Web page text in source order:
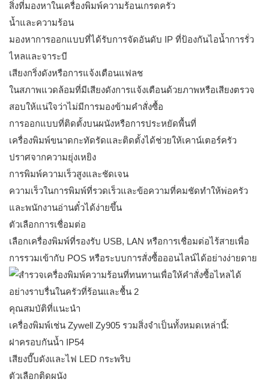
สิ่งที่มองหาในเครื่องพิมพ์ความร้อนเกรดครัว
น้ำและความร้อน
มองหาการออกแบบที่ได้รับการจัดอันดับ IP ที่ป้องกันไอน้ำการรั่ว
ไหลและจาระบี
เสียงกริ่งดังหรือการแจ้งเตือนแฟลช
ในสภาพแวดล้อมที่มีเสียงดังการแจ้งเตือนด้วยภาพหรือเสียงตรวจ
สอบให้แน่ใจว่าไม่มีการมองข้ามคำสั่งซื้อ
การออกแบบที่ติดตั้งบนผนังหรือการประหยัดพื้นที่
เครื่องพิมพ์ขนาดกะทัดรัดและติดตั้งได้ช่วยให้เคาน์เตอร์ครัว
ปราศจากความยุ่งเหยิง
การพิมพ์ความเร็วสูงและชัดเจน
ความเร็วในการพิมพ์ที่รวดเร็วและข้อความที่คมชัดทำให้พ่อครัว
และพนักงานอ่านตั๋วได้ง่ายขึ้น
ตัวเลือกการเชื่อมต่อ
เลือกเครื่องพิมพ์ที่รองรับ USB, LAN หรือการเชื่อมต่อไร้สายเพื่อ
การรวมเข้ากับ POS หรือระบบการสั่งซื้อออนไลน์ได้อย่างง่ายดาย
คุณสมบัติที่แนะนำ
เครื่องพิมพ์เช่น Zywell Zy905 รวมสิ่งจำเป็นทั้งหมดเหล่านี้:
ฝาครอบกันน้ำ IP54
เสียงบี๊บดังและไฟ LED กระพริบ
ตัวเลือกติดผนัง